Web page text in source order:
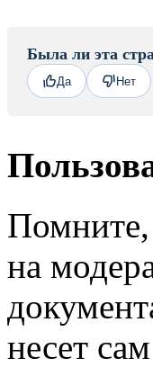
Была ли эта
Да Нет
Помните,
на
несет